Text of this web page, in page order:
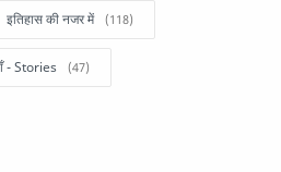
इतिहास की नजर में
- Stories